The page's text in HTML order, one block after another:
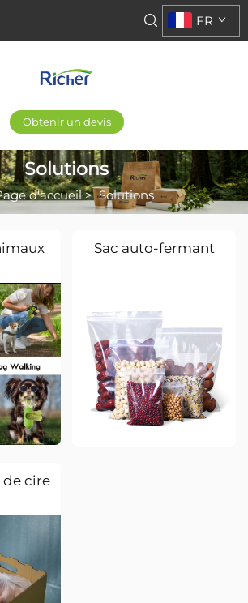
Obtenir un devis
FR
Solutions
d'accueil>Solutions
Sac auto-fermant
de cire